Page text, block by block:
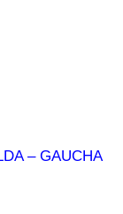
– GAUCHA